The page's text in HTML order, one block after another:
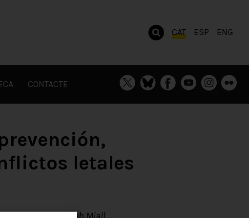
CAT ESP ENG
CONTACTE
letales